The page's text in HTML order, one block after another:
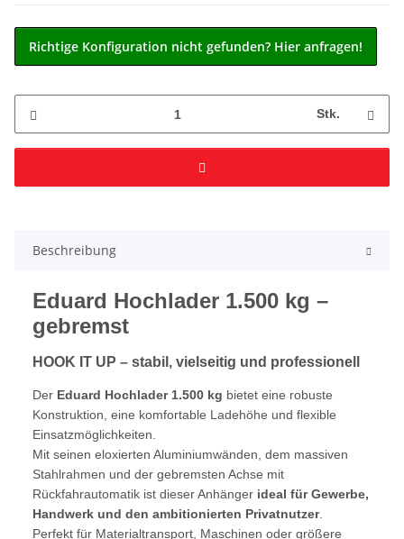
Richtige Konfiguration nicht gefunden? Hier anfragen!
Stk.
Beschreibung
Eduard Hochlader 1.500 kg –
gebremst
HOOK IT UP – stabil, vielseitig und professionell
Der Eduard Hochlader 1.500 kg bietet eine robuste
Konstruktion, eine komfortable Ladehöhe und flexible
Einsatzmöglichkeiten.
Mit seinen eloxierten Aluminiumwänden, dem massiven
Stahlrahmen und der gebremsten Achse mit
Rückfahrautomatik ist dieser Anhänger ideal für Gewerbe,
Handwerk und den ambitionierten Privatnutzer.
Perfekt für Materialtransport, Maschinen oder größere